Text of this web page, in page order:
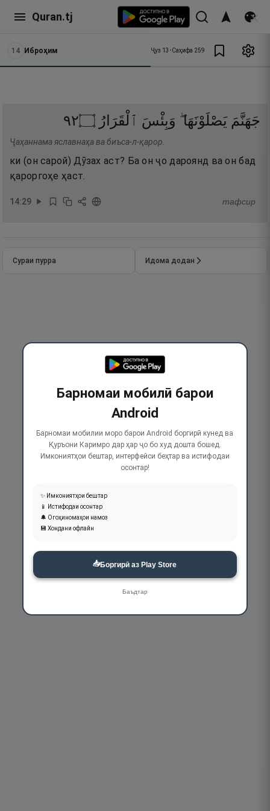
Quran.tj
14 Иброҳим Ҷуз 13 •Саҳифа 259
جَهَنَّمَ يَصْلَوْنَهَا ۖ وَبِئْسَ ٱلْقَرَارُ ۝٢٩
Ҷаҳаннама яславнаҳа ва биъса-л-қарор.
ки (он сарой) Дӯзах аст? Ба он ҷо дароянд ва он бад
қароргоҳе ҳаст.
14:29 тафсир
Сураи пурра Идома додан
Барномаи мобилӣ барои
Android
Барномаи мобилии моро барои Android боргирӣ кунед ва
Қуръони Каримро дар ҳар ҷо бо худ дошта бошед.
Имкониятҳои бештар, интерфейси беҳтар ва истифодаи
осонтар!
✨ Имкониятҳои бештар
📱 Истифодаи осонтар
🔔 Огоҳиномаҳои намоз
💾 Хондани офлайн
📥Боргирӣ аз Play Store
Баъдтар